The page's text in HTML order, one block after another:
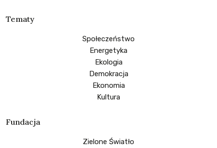
Tematy
Społeczeństwo
Energetyka
Ekologia
Demokracja
Ekonomia
Kultura
Fundacja
Zielone Światło